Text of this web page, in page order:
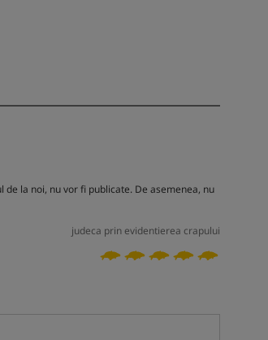
la noi, nu vor fi publicate. De asemenea, nu
judeca prin evidentierea crapului